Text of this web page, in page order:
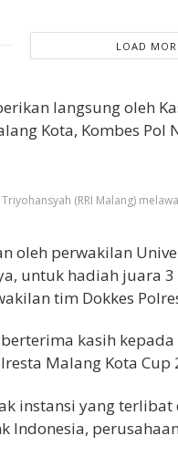
LOAD
langsung oleh
Kota, Kombes Pol
(RRI Malang)
oleh perwakilan
untuk hadiah juara
tim Dokkes
kasih
Malang Kota Cup
instansi yang terlibat
Indonesia,